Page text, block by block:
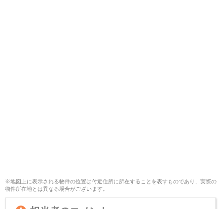
※地図上に表示される物件の位置は付近住所に所在することを表すものであり、実際の
物件所在地とは異なる場合がございます。